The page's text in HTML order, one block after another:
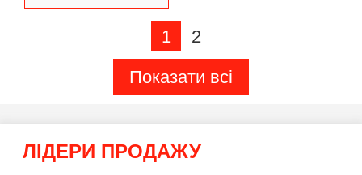
1
2
Показати всі
ЛІДЕРИ ПРОДАЖУ